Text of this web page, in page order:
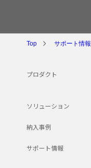
Top サポート情報
プロダクト
ソリューション
納入事例
サポート情報